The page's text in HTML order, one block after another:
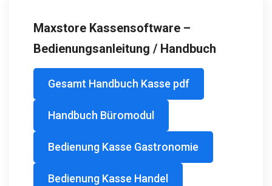
Maxstore Kassensoftware –
Bedienungsanleitung / Handbuch
Gesamt Handbuch Kasse pdf
Handbuch Büromodul
Bedienung Kasse Gastronomie
Bedienung Kasse Handel